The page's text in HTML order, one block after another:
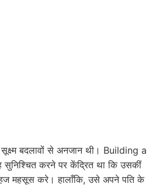
बदलावों से अनजान थी। Building a
करने पर केंद्रित था कि उसकीं
महसूस करे। हालाँकि, उसे अपने पति के